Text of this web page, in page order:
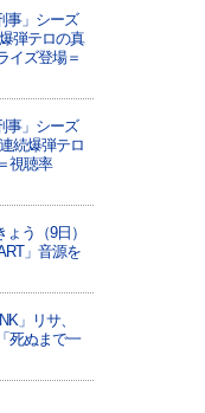
事」シーズ
弾テロの真
イズ登場＝
事」シーズ
続爆弾テロ
視聴率
ょう（9日）
」音源を
」リサ、
死ぬまで一